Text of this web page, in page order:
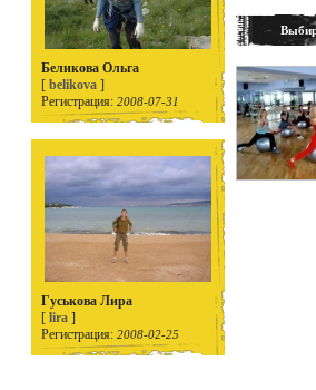
Беликова Ольга
[ belikova ]
Регистрация: 2008-07-31
Гуськова Лира
[ lira ]
Регистрация: 2008-02-25